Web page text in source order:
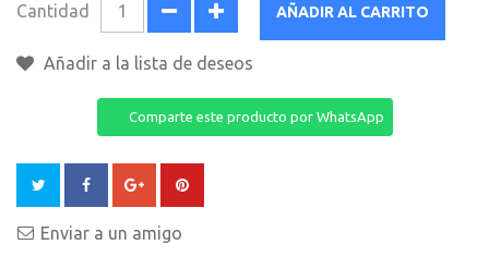
Cantidad AÑADIR AL CARRITO
Añadir a la lista de deseos
Comparte este producto por WhatsApp
Enviar a un amigo